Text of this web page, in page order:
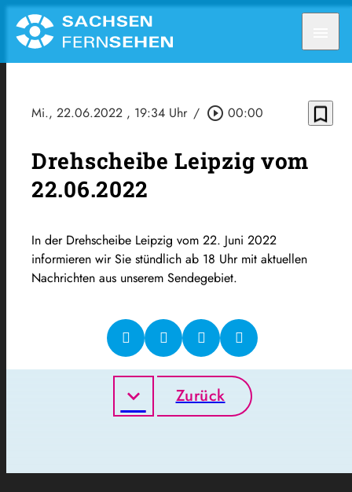
Mi., 22.06.2022 , 19:34 Uhr / play_circle_outline 00:00 bookmark_border
Drehscheibe Leipzig vom
22.06.2022
In der Drehscheibe Leipzig vom 22. Juni 2022
informieren wir Sie stündlich ab 18 Uhr mit aktuellen
Nachrichten aus unserem Sendegebiet.
Zurück